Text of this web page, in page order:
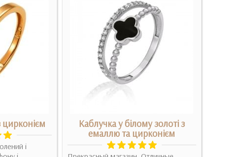
цирконієм
і
Каблучка у білому золоті з
емаллю та цирконієм